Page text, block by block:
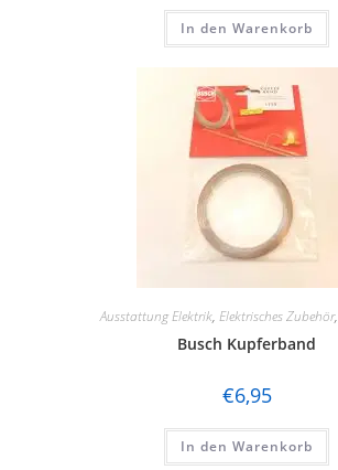
In den Warenkorb
Ausstattung Elektrik, Elektrisches Zubehör,
Busch Kupferband
€6,95
In den Warenkorb